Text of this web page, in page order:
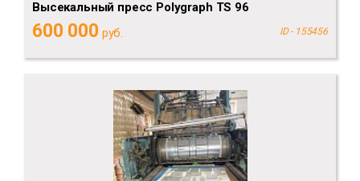
Высекальный пресс Polygraph TS 96
600 000 руб. ID - 155456